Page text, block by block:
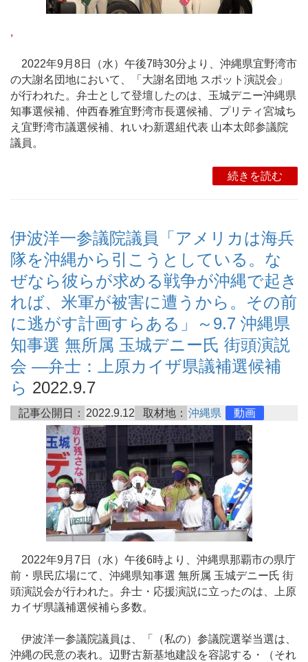
,
2022年9月8日（水）午後7時30分より、沖縄県宜野湾市
の大謝名団地において、「大謝名団地 スポット演説会」
が行われた。弁士として登壇したのは、玉城デニー沖縄県
知事選候補、仲西春雅宜野湾市長選候補、プリティ宮城ち
え宜野湾市議選候補、れいわ新選組代表 山本太郎参議院
議員。
続きを読む
伊波洋一参議院議員「アメリカは海兵
隊を沖縄から引こうとしている。な
ぜなら彼らが求める戦争が沖縄で起き
れば、米軍が被害に遭うから。その前
に逃がす計画すらある」～9.7 沖縄県
知事選 無所属 玉城デニー氏 街頭演説
会 ―弁士：上原カイザ県議補選候補
ら 2022.9.7
記事公開日： 2022.9.12 取材地： 沖縄県 動画
2022年9月7日（水）午後6時より、沖縄県那覇市の県庁
前・県民広場にて、沖縄県知事選 無所属 玉城デニー氏 街
頭演説会が行われた。弁士・応援演説に立ったのは、上原
カイザ県議補選候補ら多数。
伊波洋一参議院議員は、「（私の）参議院選挙当選は、
沖縄の民意の表れ。辺野古新基地建設を容認する・（それ